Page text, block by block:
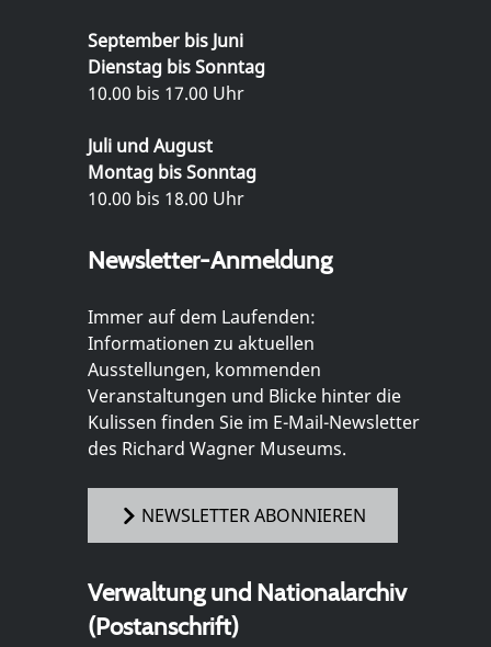
September bis Juni
Dienstag bis Sonntag
10.00 bis 17.00 Uhr
Juli und August
Montag bis Sonntag
10.00 bis 18.00 Uhr
Newsletter-Anmeldung
Immer auf dem Laufenden:
Informationen zu aktuellen
Ausstellungen, kommenden
Veranstaltungen und Blicke hinter die
Kulissen finden Sie im E-Mail-Newsletter
des Richard Wagner Museums.
NEWSLETTER ABONNIEREN
Verwaltung und Nationalarchiv
(Postanschrift)